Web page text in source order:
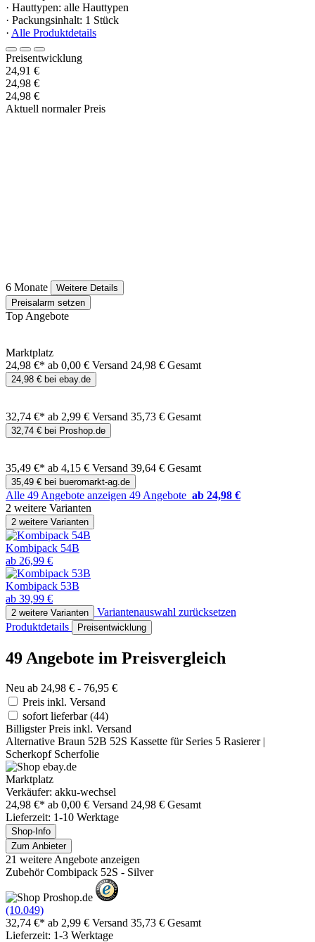
· Hauttypen: alle Hauttypen
· Packungsinhalt: 1 Stück
· Alle Produktdetails
Preisentwicklung
24,91 €
24,98 €
24,98 €
Aktuell normaler Preis
6 Monate
Weitere Details
Preisalarm setzen
Top Angebote
Marktplatz
24,98 €* ab 0,00 € Versand 24,98 € Gesamt
24,98 € bei ebay.de
32,74 €* ab 2,99 € Versand 35,73 € Gesamt
32,74 € bei Proshop.de
35,49 €* ab 4,15 € Versand 39,64 € Gesamt
35,49 € bei bueromarkt-ag.de
Alle 49 Angebote anzeigen 49 Angebote ab 24,98 €
2 weitere Varianten
2 weitere Varianten
Kombipack 54B
ab 26,99 €
Kombipack 53B
ab 39,99 €
2 weitere Varianten
Variantenauswahl zurücksetzen
Produktdetails
Preisentwicklung
49 Angebote im Preisvergleich
Neu ab 24,98 € - 76,95 €
Preis inkl. Versand
sofort lieferbar(44)
Billigster Preis inkl. Versand
Alternative Braun 52B 52S Kassette für Series 5 Rasierer |
Scherkopf Scherfolie
Marktplatz
Verkäufer: akku-wechsel
24,98 €* ab 0,00 € Versand 24,98 € Gesamt
Lieferzeit: 1-10 Werktage
Shop-Info
Zum Anbieter
21 weitere Angebote anzeigen
Zubehör Combipack 52S - Silver
(10.049)
32,74 €* ab 2,99 € Versand 35,73 € Gesamt
Lieferzeit: 1-3 Werktage